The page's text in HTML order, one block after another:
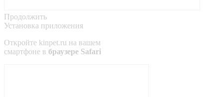
Продолжить
Установка приложения
Откройте kinpet.ru на вашем
смартфоне в браузере Safari